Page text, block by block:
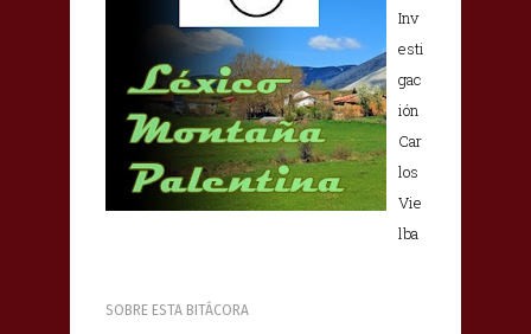
Inv
esti
gac
ión
Car
los
Vie
lba
SOBRE ESTA BITÁCORA